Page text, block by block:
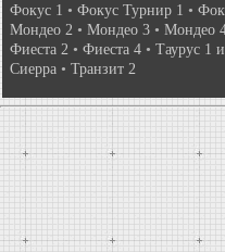
Фокус 1 • Фокус Турнир 1 •
Мондео 2 • Мондео 3 • Мондео
Фиеста 2 • Фиеста 4 • Таурус 1
Сиерра • Транзит 2